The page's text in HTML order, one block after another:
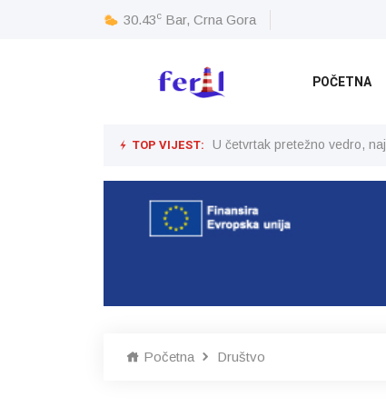
30.43c Bar, Crna Gora
POČETNA
TOP VIJEST: U četvrtak pretežno vedro,
Početna Društvo